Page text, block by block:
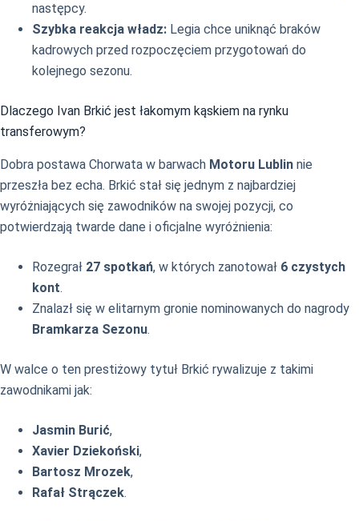
następcy.
Szybka reakcja władz: Legia chce uniknąć braków
kadrowych przed rozpoczęciem przygotowań do
kolejnego sezonu.
Dlaczego Ivan Brkić jest łakomym kąskiem na rynku
transferowym?
Dobra postawa Chorwata w barwach Motoru Lublin nie
przeszła bez echa. Brkić stał się jednym z najbardziej
wyróżniających się zawodników na swojej pozycji, co
potwierdzają twarde dane i oficjalne wyróżnienia:
Rozegrał 27 spotkań, w których zanotował 6 czystych
kont.
Znalazł się w elitarnym gronie nominowanych do nagrody
Bramkarza Sezonu.
W walce o ten prestiżowy tytuł Brkić rywalizuje z takimi
zawodnikami jak:
Jasmin Burić,
Xavier Dziekoński,
Bartosz Mrozek,
Rafał Strączek.